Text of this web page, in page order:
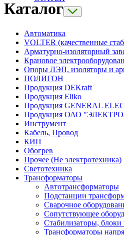
Каталог
Автоматика
VOLTER (качественные
Арматурно-изоляторный
Крановое
Опоры ЛЭП, изоляторы и
ПОЛИГОН
Продукция DEKraft
Продукция Eliko
Продукция GENERAL
Продукция ОАО
Инструмент
Кабель, Провод
КИП
Обогрев
Прочее (Не электротехника)
Светотехника
Трансформаторы
Автотрансформаторы
Подстанции
Сварочное
Сопутствующее
Стабилизаторы, блоки
Трансформаторы